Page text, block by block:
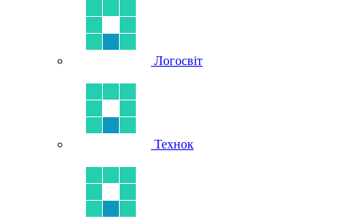
Логосвіт
Технок